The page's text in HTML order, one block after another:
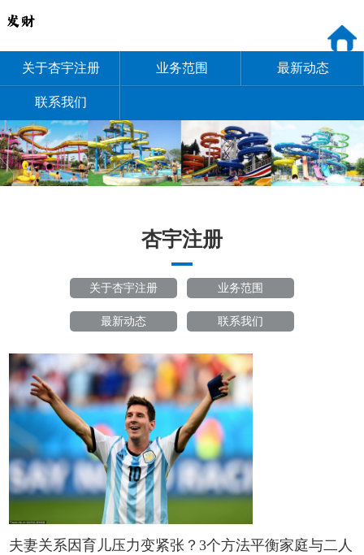
关于杏宇注册 业务范围 最新动态
联系我们
杏宇注册
关于杏宇注册 业务范围
最新动态 联系我们
夫妻关系因育儿压力变紧张？3个方法平衡家庭与二人